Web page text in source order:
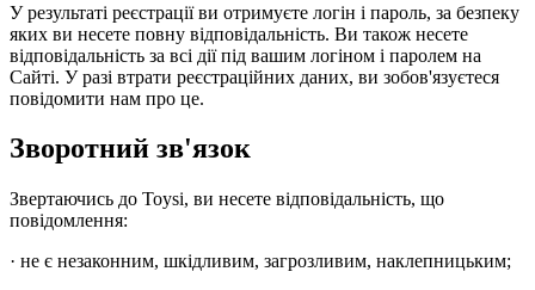
У результаті реєстрації ви отримуєте логін і пароль, за безпеку
яких ви несете повну відповідальність. Ви також несете
відповідальність за всі дії під вашим логіном і паролем на
Сайті. У разі втрати реєстраційних даних, ви зобов'язуєтеся
повідомити нам про це.
Зворотний зв'язок
Звертаючись до Toysi, ви несете відповідальність, що
повідомлення:
· не є незаконним, шкідливим, загрозливим, наклепницьким;